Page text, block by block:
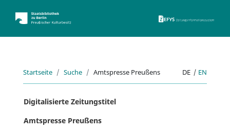
Startseite Suche Amtspresse Preußens DE | EN
Digitalisierte Zeitungstitel
Amtspresse Preußens